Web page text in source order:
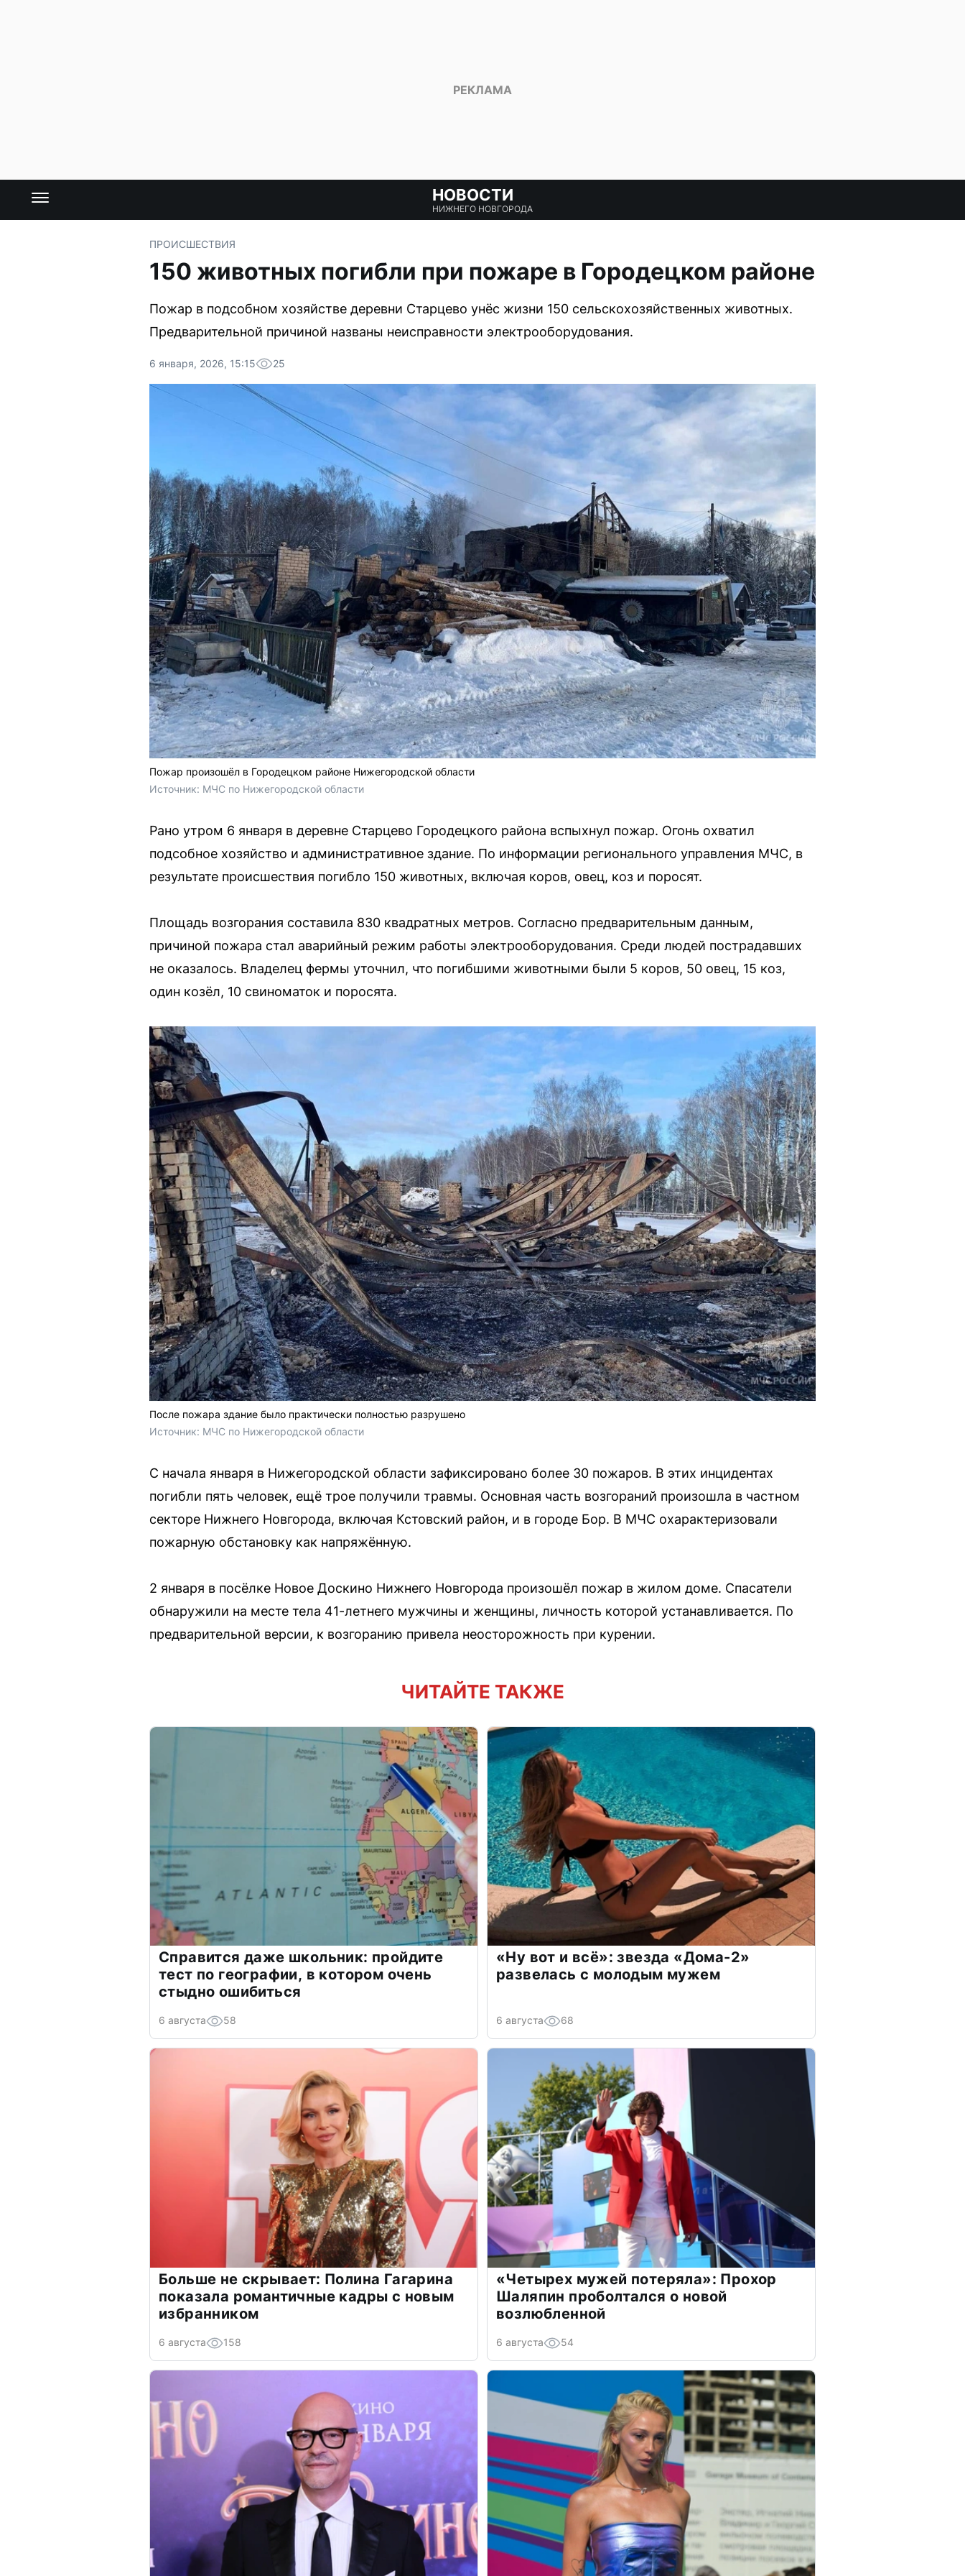
НОВОСТИ
НИЖНЕГО НОВГОРОДА
ПРОИСШЕСТВИЯ
150 животных погибли при пожаре в Городецком районе
Пожар в подсобном хозяйстве деревни Старцево унёс жизни 150 сельскохозяйственных животных.
Предварительной причиной названы неисправности электрооборудования.
6 января, 2026, 15:15 25
Пожар произошёл в Городецком районе Нижегородской области
Источник: МЧС по Нижегородской области
Рано утром 6 января в деревне Старцево Городецкого района вспыхнул пожар. Огонь охватил
подсобное хозяйство и административное здание. По информации регионального управления МЧС, в
результате происшествия погибло 150 животных, включая коров, овец, коз и поросят.
Площадь возгорания составила 830 квадратных метров. Согласно предварительным данным,
причиной пожара стал аварийный режим работы электрооборудования. Среди людей пострадавших
не оказалось. Владелец фермы уточнил, что погибшими животными были 5 коров, 50 овец, 15 коз,
один козёл, 10 свиноматок и поросята.
После пожара здание было практически полностью разрушено
Источник: МЧС по Нижегородской области
С начала января в Нижегородской области зафиксировано более 30 пожаров. В этих инцидентах
погибли пять человек, ещё трое получили травмы. Основная часть возгораний произошла в частном
секторе Нижнего Новгорода, включая Кстовский район, и в городе Бор. В МЧС охарактеризовали
пожарную обстановку как напряжённую.
2 января в посёлке Новое Доскино Нижнего Новгорода произошёл пожар в жилом доме. Спасатели
обнаружили на месте тела 41-летнего мужчины и женщины, личность которой устанавливается. По
предварительной версии, к возгоранию привела неосторожность при курении.
ЧИТАЙТЕ ТАКЖЕ
Справится даже школьник: пройдите
тест по географии, в котором очень
стыдно ошибиться
6 августа 58
«Ну вот и всё»: звезда «Дома-2»
развелась с молодым мужем
6 августа 68
Больше не скрывает: Полина Гагарина
показала романтичные кадры с новым
избранником
6 августа 158
«Четырех мужей потеряла»: Прохор
Шаляпин проболтался о новой
возлюбленной
6 августа 54